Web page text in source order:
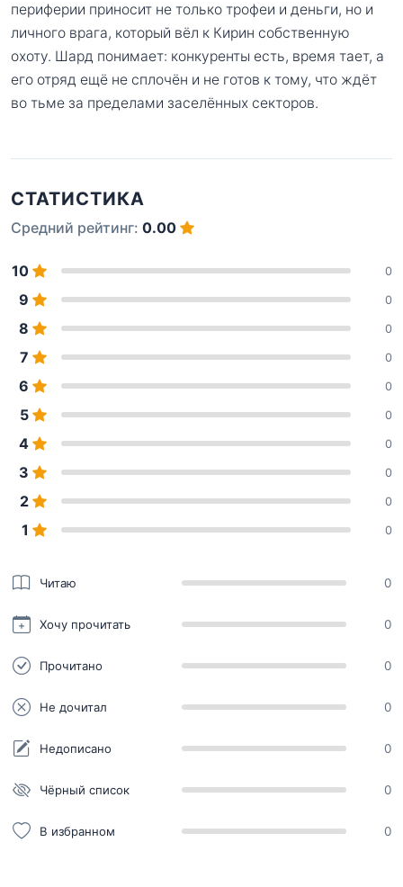
периферии приносит не только трофеи и деньги, но и
личного врага, который вёл к Кирин собственную
охоту. Шард понимает: конкуренты есть, время тает, а
его отряд ещё не сплочён и не готов к тому, что ждёт
во тьме за пределами заселённых секторов.
СТАТИСТИКА
Средний рейтинг: 0.00
10 0
9 0
8 0
7 0
6 0
5 0
4 0
3 0
2 0
1 0
Читаю 0
Хочу прочитать 0
Прочитано 0
Не дочитал 0
Недописано 0
Чёрный список 0
В избранном 0